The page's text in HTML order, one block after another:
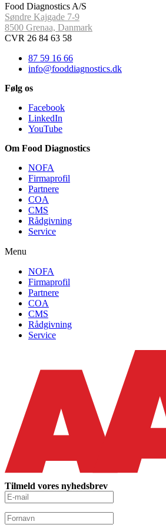
Food Diagnostics A/S
Søndre Kajgade 7-9
8500 Grenaa, Danmark
CVR 26 84 63 58
87 59 16 66
info@fooddiagnostics.dk
Følg os
Facebook
LinkedIn
YouTube
Om Food Diagnostics
NOFA
Firmaprofil
Partnere
COA
CMS
Rådgivning
Service
Menu
NOFA
Firmaprofil
Partnere
COA
CMS
Rådgivning
Service
Tilmeld vores nyhedsbrev